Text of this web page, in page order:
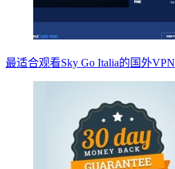
最适合观看Sky Go Italia的国外VPN